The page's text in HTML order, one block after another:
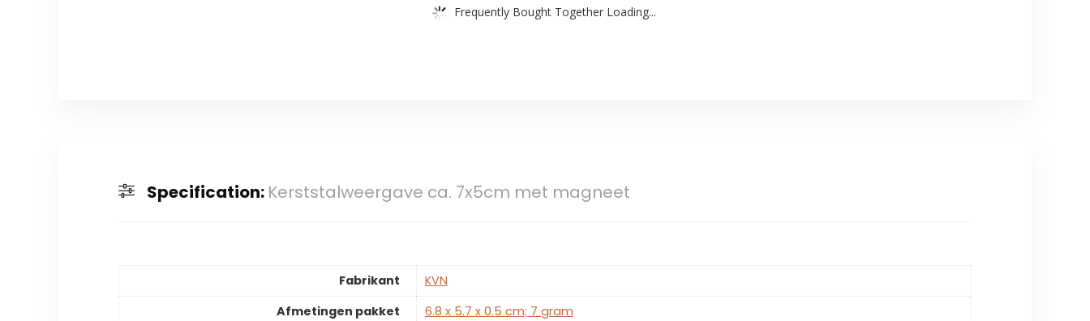
Frequently Bought Together Loading...
Specification: Kerststalweergave ca. 7x5cm met magneet
Fabrikant
‎KVN
Afmetingen pakket
‎6.8 x 5.7 x 0.5 cm; 7 gram